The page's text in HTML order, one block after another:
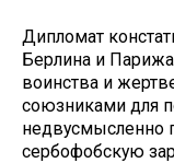
Дипломат
Берлина и Парижа
воинства и
союзниками для
недвусмысленно
сербофобскую